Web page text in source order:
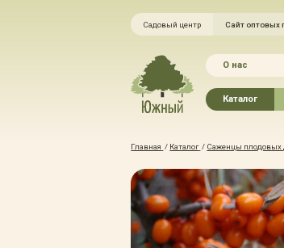
Садовый центр Сайт оптовых
О нас
Каталог
Хвойные
Плодово-
Лиственные
Цветы
Водные
Главная / Каталог / Саженцы плодовых